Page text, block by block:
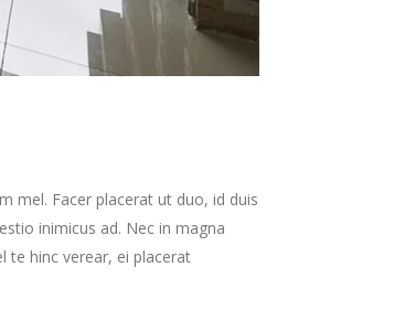
mel. Facer placerat ut duo, id duis
inimicus ad. Nec in magna
te hinc verear, ei placerat